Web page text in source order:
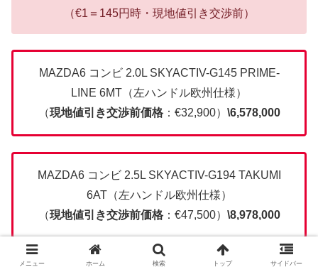
（€1＝145円時・現地値引き交渉前）
MAZDA6 コンビ 2.0L SKYACTIV-G145 PRIME-
LINE 6MT（左ハンドル欧州仕様）
（現地値引き交渉前価格：€32,900） \6,578,000
MAZDA6 コンビ 2.5L SKYACTIV-G194 TAKUMI
6AT（左ハンドル欧州仕様）
（現地値引き交渉前価格：€47,500） \8,978,000
メニュー ホーム 検索 トップ サイドバー